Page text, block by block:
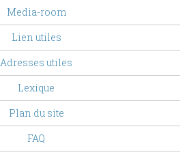
Media-room
Lien utiles
Adresses utiles
Lexique
Plan du site
FAQ